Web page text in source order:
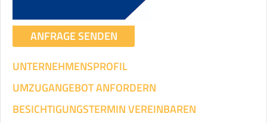
ANFRAGE SENDEN
UNTERNEHMENSPROFIL
UMZUGANGEBOT ANFORDERN
BESICHTIGUNGSTERMIN VEREINBAREN